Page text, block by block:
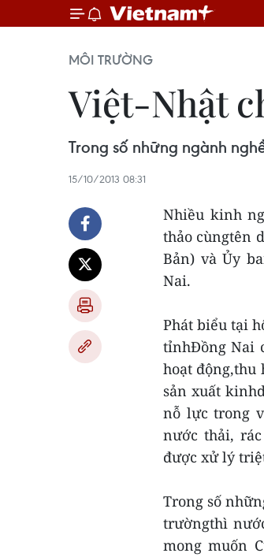
MÔI TRƯỜNG
Việt-Nhật
Trong số những ngành
15/10/2013 08:31
Nhiều kinh
thảo cùngtên
Bản) và Ủy
Nai.
Phát biểu tại
tỉnhĐồng Nai
hoạt động,thu
sản xuất
nỗ lực trong
nước thải,
được xử lý
Trong số
trườngthì
mong muốn